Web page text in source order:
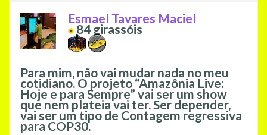
Esmael Tavares Maciel
84 girassóis
Para mim, não vai mudar nada no meu
cotidiano. O projeto “Amazônia Live:
Hoje e para Sempre” vai ser um show
que nem plateia vai ter. Ser depender,
vai ser um tipo de Contagem regressiva
para COP30.